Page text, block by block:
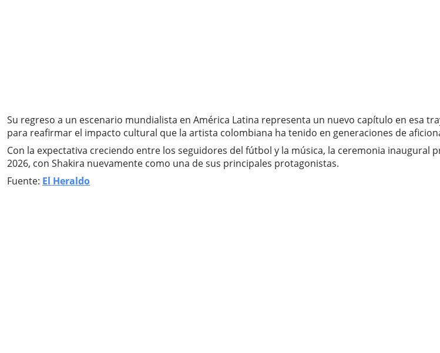
Su regreso a un escenario mundialista en América Latina representa un nuevo capítulo en esa
para reafirmar el impacto cultural que la artista colombiana ha tenido en generaciones de
Con la expectativa creciendo entre los seguidores del fútbol y la música, la ceremonia
2026, con Shakira nuevamente como una de sus principales protagonistas.
Fuente: El Heraldo